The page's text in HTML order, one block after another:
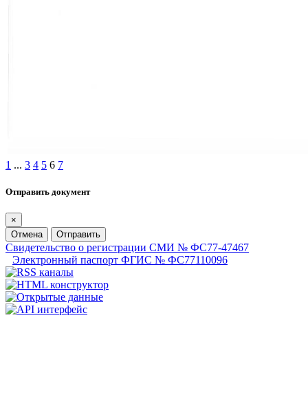
1 ... 3 4 5 6 7
Отправить документ
×
Отмена
Отправить
Свидетельство о регистрации СМИ № ФС77-47467
Электронный паспорт ФГИС № ФС77110096